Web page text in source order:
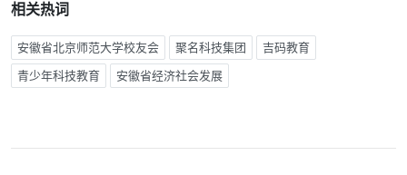
相关热词
安徽省北京师范大学校友会 聚名科技集团 吉码教育
青少年科技教育 安徽省经济社会发展